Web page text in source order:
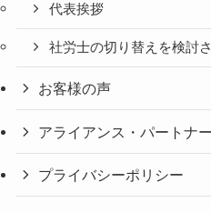
代表挨拶
社労士の切り替えを検討
お客様の声
アライアンス・パートナ
プライバシーポリシー